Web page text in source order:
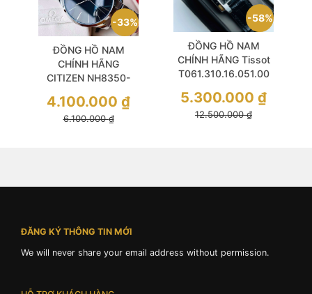
33%
ĐỒNG HỒ NAM
CHÍNH HÃNG
CITIZEN NH8350-
Size 40 Thiết Kế Đen
Huyền Bí
6.100.000₫
4.100.000 ₫
58%
ĐỒNG HỒ NAM
CHÍNH HÃNG Tissot
T061.310.16.051.00
Leather Sapphire Mặt
Chữ Nhật For Men
12.500.000₫
5.300.000 ₫
ĐĂNG KÝ THÔNG TIN MỚI
We will never share your email address without permission.